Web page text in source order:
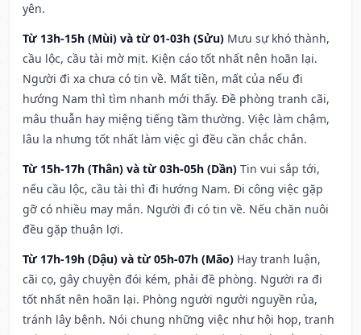
yên.
Từ 13h-15h (Mùi) và từ 01-03h (Sửu) Mưu sự khó thành,
cầu lộc, cầu tài mờ mịt. Kiện cáo tốt nhất nên hoãn lại.
Người đi xa chưa có tin về. Mất tiền, mất của nếu đi
hướng Nam thì tìm nhanh mới thấy. Đề phòng tranh cãi,
mâu thuẫn hay miệng tiếng tầm thường. Việc làm chậm,
lâu la nhưng tốt nhất làm việc gì đều cần chắc chắn.
Từ 15h-17h (Thân) và từ 03h-05h (Dần) Tin vui sắp tới,
nếu cầu lộc, cầu tài thì đi hướng Nam. Đi công việc gặp
gỡ có nhiều may mắn. Người đi có tin về. Nếu chăn nuôi
đều gặp thuận lợi.
Từ 17h-19h (Dậu) và từ 05h-07h (Mão) Hay tranh luận,
cãi cọ, gây chuyện đói kém, phải đề phòng. Người ra đi
tốt nhất nên hoãn lại. Phòng người người nguyền rủa,
tránh lây bệnh. Nói chung những việc như hội họp, tranh